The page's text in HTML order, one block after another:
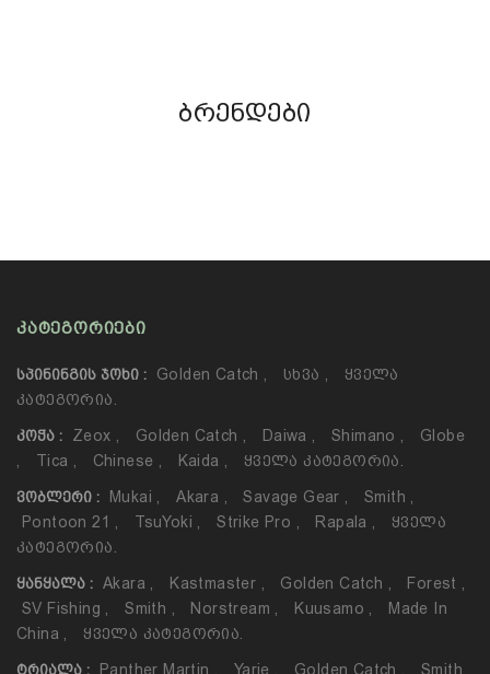
ბრენდები
ᲙᲐᲢᲔᲒᲝᲠᲘᲔᲑᲘ
ᲡᲞᲘᲜᲘᲜᲒᲘᲡ ᲯᲝᲮᲘ : Golden Catch , Სხვა ,
Ყველა
Კატეგორია.
ᲙᲝᲭᲐ : Zeox , Golden Catch , Daiwa , Shimano ,
Globe
,
Tica , Chinese , Kaida , Ყველა Კატეგორია.
ᲕᲝᲑᲚᲔᲠᲘ : Mukai , Akara , Savage Gear , Smith ,
Pontoon 21 , TsuYoki , Strike Pro , Rapala ,
Ყველა
Კატეგორია.
ᲧᲐᲜᲧᲐᲚᲐ : Akara , Kastmaster , Golden Catch , Forest ,
SV Fishing , Smith , Norstream , Kuusamo ,
Made In
China , Ყველა Კატეგორია.
ᲢᲠᲘᲐᲚᲐ : Panther Martin , Yarie , Golden Catch ,
Smith